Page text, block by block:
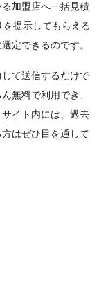
加盟店へ一括見積
提示してもらえる
定できるのです。
て送信するだけで
無料で利用でき、
イト内には、過去
はぜひ目を通して